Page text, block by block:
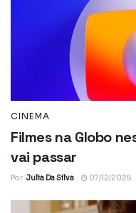
CINEMA
Filmes na Globo
vai passar
Por Julia Da Silva 07/12/2025